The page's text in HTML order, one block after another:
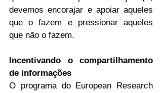
devemos encorajar e apoiar aqueles
que o fazem e pressionar aqueles
que não o fazem.
Incentivando o compartilhamento
de informações
O programa do European Research